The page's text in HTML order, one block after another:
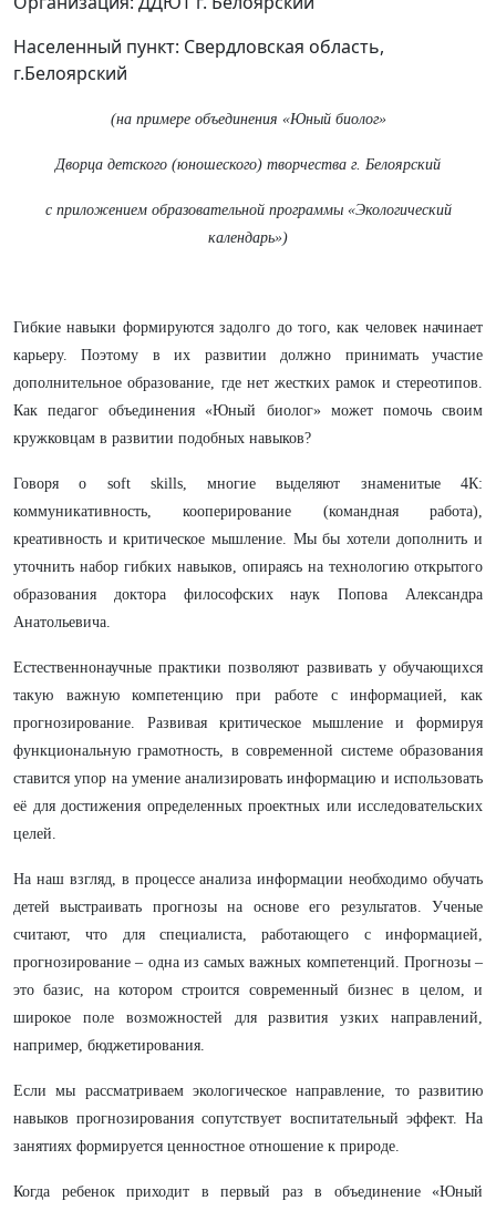
Населенный пункт: Свердловская область,
г.Белоярский
(на примере объединения «Юный биолог»
Дворца детского (юношеского) творчества г. Белоярский
с приложением образовательной программы «Экологический
календарь»)
Гибкие навыки формируются задолго до того, как человек начинает
карьеру. Поэтому в их развитии должно принимать участие
дополнительное образование, где нет жестких рамок и стереотипов.
Как педагог объединения «Юный биолог» может помочь своим
кружковцам в развитии подобных навыков?
Говоря о soft skills, многие выделяют знаменитые 4К:
коммуникативность, кооперирование (командная работа),
креативность и критическое мышление. Мы бы хотели дополнить и
уточнить набор гибких навыков, опираясь на технологию открытого
образования доктора философских наук Попова Александра
Анатольевича.
Естественнонаучные практики позволяют развивать у обучающихся
такую важную компетенцию при работе с информацией, как
прогнозирование. Развивая критическое мышление и формируя
функциональную грамотность, в современной системе образования
ставится упор на умение анализировать информацию и использовать
её для достижения определенных проектных или исследовательских
целей.
На наш взгляд, в процессе анализа информации необходимо обучать
детей выстраивать прогнозы на основе его результатов. Ученые
считают, что для специалиста, работающего с информацией,
прогнозирование – одна из самых важных компетенций. Прогнозы –
это базис, на котором строится современный бизнес в целом, и
широкое поле возможностей для развития узких направлений,
например, бюджетирования.
Если мы рассматриваем экологическое направление, то развитию
навыков прогнозирования сопутствует воспитательный эффект. На
занятиях формируется ценностное отношение к природе.
Когда ребенок приходит в первый раз в объединение «Юный